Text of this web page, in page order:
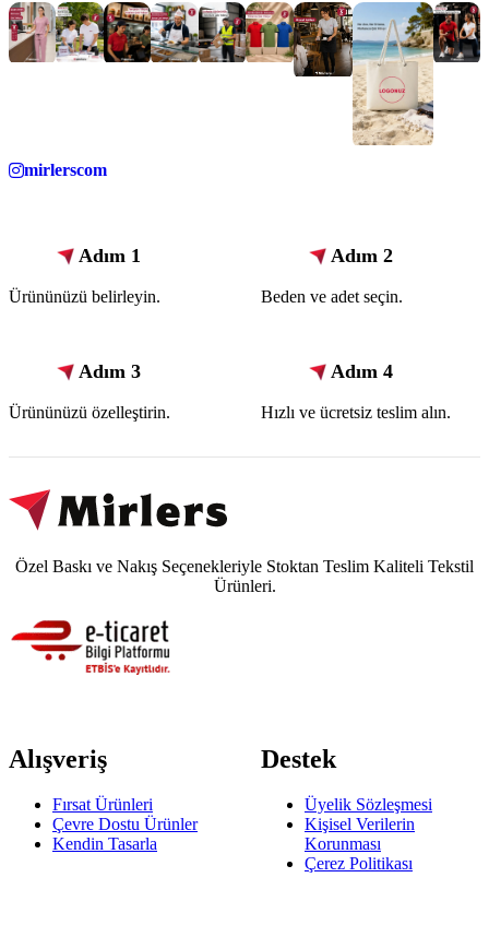
mirlerscom
Adım 1
Ürününüzü belirleyin.
Adım 2
Beden ve adet seçin.
Adım 3
Ürününüzü özelleştirin.
Adım 4
Hızlı ve ücretsiz teslim alın.
Özel Baskı ve Nakış Seçenekleriyle Stoktan Teslim Kaliteli Tekstil
Ürünleri.
Alışveriş
Fırsat Ürünleri
Çevre Dostu Ürünler
Kendin Tasarla
Destek
Üyelik Sözleşmesi
Kişisel Verilerin
Korunması
Çerez Politikası